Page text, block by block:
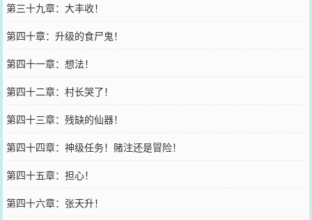
第三十九章：大丰收！
第四十章：升级的食尸鬼！
第四十一章：想法！
第四十二章：村长哭了！
第四十三章：残缺的仙器！
第四十四章：神级任务！赌注还是冒险！
第四十五章：担心！
第四十六章：张天升！